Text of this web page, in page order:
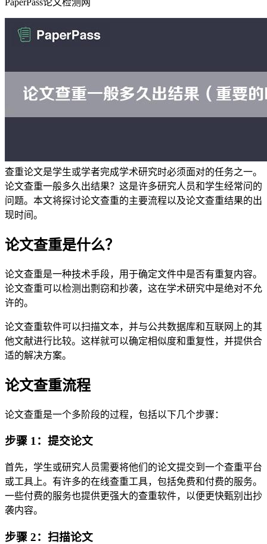
查重论文是学生或学者完成学术研究时必须面对的任务之一。
论文查重一般多久出结果？这是许多研究人员和学生经常问的
问题。本文将探讨论文查重的主要流程以及论文查重结果的出
现时间。
论文查重是什么？
论文查重是一种技术手段，用于确定文件中是否有重复内容。
论文查重可以检测出剽窃和抄袭，这在学术研究中是绝对不允
许的。
论文查重软件可以扫描文本，并与公共数据库和互联网上的其
他文献进行比较。这样就可以确定相似度和重复性，并提供合
适的解决方案。
论文查重流程
论文查重是一个多阶段的过程，包括以下几个步骤：
步骤 1：提交论文
首先，学生或研究人员需要将他们的论文提交到一个查重平台
或工具上。有许多的在线查重工具，包括免费和付费的服务。
一些付费的服务也提供更强大的查重软件，以便更快甄别出抄
袭内容。
步骤 2：扫描论文